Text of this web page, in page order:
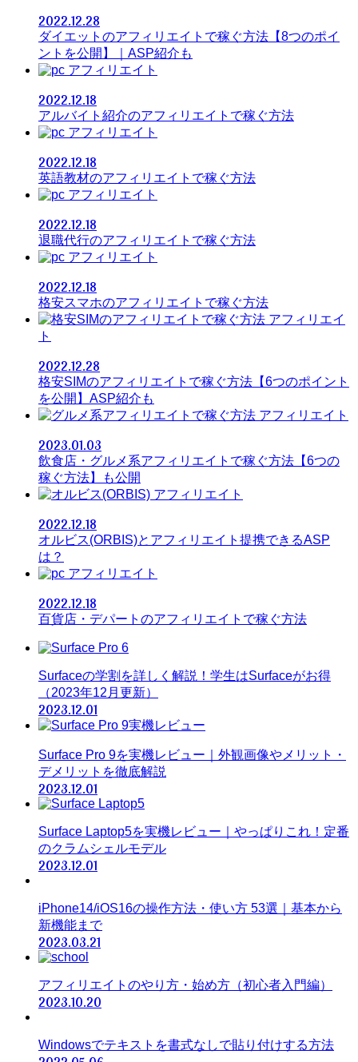
2022.12.28
ダイエットのアフィリエイトで稼ぐ方法【8つのポイ
ントを公開】｜ASP紹介も
アフィリエイト
2022.12.18
アルバイト紹介のアフィリエイトで稼ぐ方法
アフィリエイト
2022.12.18
英語教材のアフィリエイトで稼ぐ方法
アフィリエイト
2022.12.18
退職代行のアフィリエイトで稼ぐ方法
アフィリエイト
2022.12.18
格安スマホのアフィリエイトで稼ぐ方法
アフィリエイ
ト
2022.12.28
格安SIMのアフィリエイトで稼ぐ方法【6つのポイント
を公開】ASP紹介も
アフィリエイト
2023.01.03
飲食店・グルメ系アフィリエイトで稼ぐ方法【6つの
稼ぐ方法】も公開
アフィリエイト
2022.12.18
オルビス(ORBIS)とアフィリエイト提携できるASP
は？
アフィリエイト
2022.12.18
百貨店・デパートのアフィリエイトで稼ぐ方法
Surfaceの学割を詳しく解説！学生はSurfaceがお得
（2023年12月更新）
2023.12.01
Surface Pro 9を実機レビュー｜外観画像やメリット・
デメリットを徹底解説
2023.12.01
Surface Laptop5を実機レビュー｜やっぱりこれ！定番
のクラムシェルモデル
2023.12.01
iPhone14/iOS16の操作方法・使い方 53選｜基本から
新機能まで
2023.03.21
アフィリエイトのやり方・始め方（初心者入門編）
2023.10.20
Windowsでテキストを書式なしで貼り付けする方法